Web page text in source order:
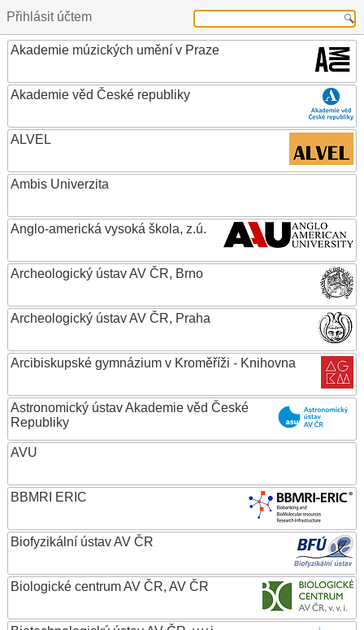
Přihlásit účtem
Akademie múzických umění v Praze
Akademie věd České republiky
ALVEL
Ambis Univerzita
Anglo-americká vysoká škola, z.ú.
Archeologický ústav AV ČR, Brno
Archeologický ústav AV ČR, Praha
Arcibiskupské gymnázium v Kroměříži - Knihovna
Astronomický ústav Akademie věd České
Republiky
AVU
BBMRI ERIC
Biofyzikální ústav AV ČR
Biologické centrum AV ČR, AV ČR